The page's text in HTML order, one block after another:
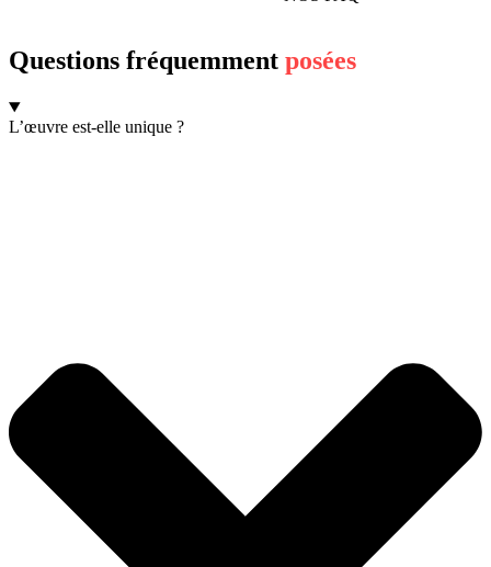
Questions fréquemment posées
L’œuvre est-elle unique ?